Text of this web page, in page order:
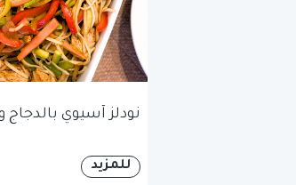
نودلز آسيوي بالدجاج
للمزيد